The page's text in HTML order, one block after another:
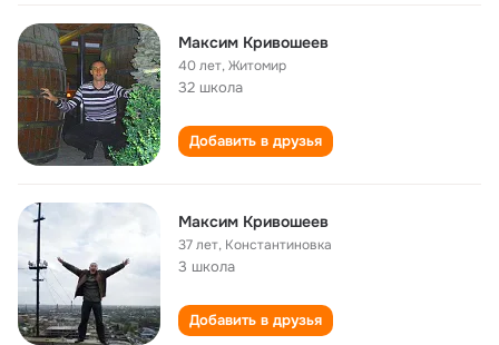
Максим Кривошеев
40 лет,Житомир
32 школа
Добавить в друзья
Максим Кривошеев
37 лет, Константиновка
3 школа
Добавить в друзья